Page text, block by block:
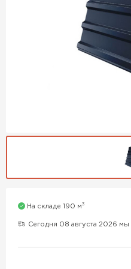
На складе 190 м3
Сегодня 08 августа 2026 мы